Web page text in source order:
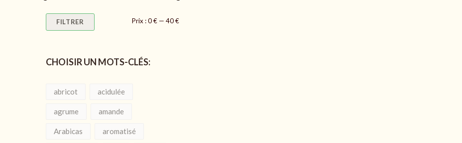
Prix
Prix
FILTRER Prix :0 €— 40 €
CHOISIR UN MOTS-CLÉS:
abricot acidulée
agrume amande
Arabicas aromatisé